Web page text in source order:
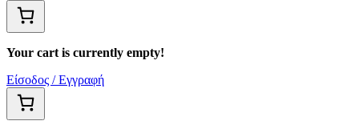
Your cart is currently empty!
Είσοδος / Εγγραφή